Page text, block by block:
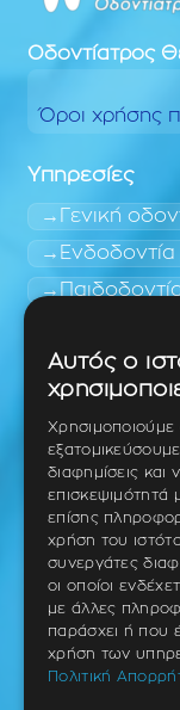
Οδοντίατρος
Όροι χρήσης
Υπηρεσίες
Γενική
Περιοχές
Πυλαία
Τριάδι
Νέο Ρύσιο
Επανομή
Περαία
Καλαμαριά
Πανόραμα
Χαριλάου
Αυτός ο
Χρησιμοποιούμε
διαφημίσεις
επισκεψιμότητά
επίσης
χρήση του
συνεργάτες
οι οποίοι
με άλλες
παράσχει ή που
χρήση των
Πολιτική